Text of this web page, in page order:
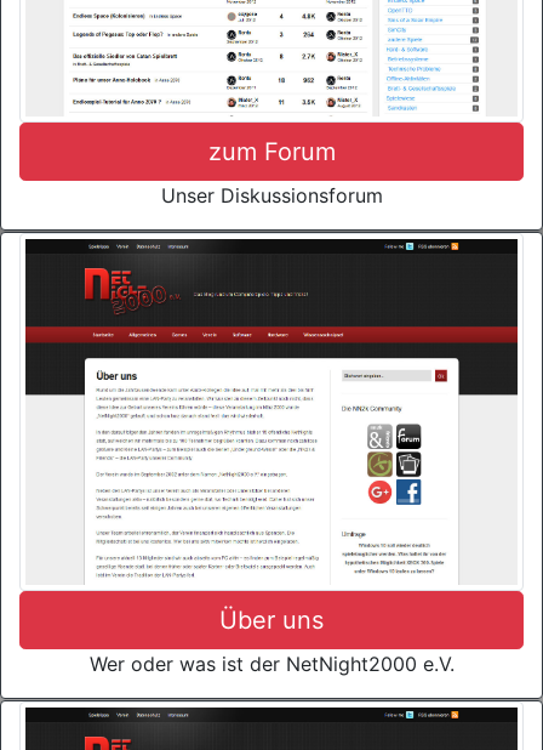
zum Forum
Unser Diskussionsforum
Über uns
Wer oder was ist der NetNight2000 e.V.